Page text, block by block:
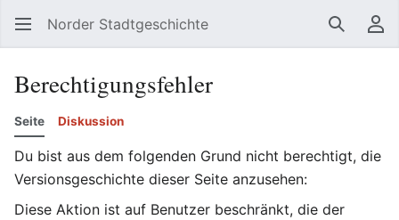
Norder Stadtgeschichte Suchen
Berechtigungsfehler
Seite Diskussion
Du bist aus dem folgenden Grund nicht berechtigt, die
Versionsgeschichte dieser Seite anzusehen:
Diese Aktion ist auf Benutzer beschränkt, die der